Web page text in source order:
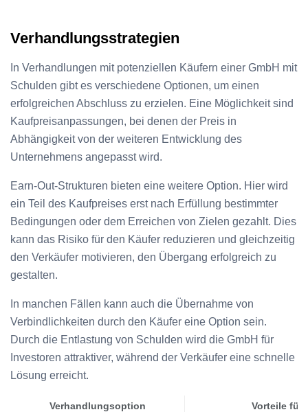
Verhandlungsstrategien
In Verhandlungen mit potenziellen Käufern einer GmbH mit
Schulden gibt es verschiedene Optionen, um einen
erfolgreichen Abschluss zu erzielen. Eine Möglichkeit sind
Kaufpreisanpassungen, bei denen der Preis in
Abhängigkeit von der weiteren Entwicklung des
Unternehmens angepasst wird.
Earn-Out-Strukturen bieten eine weitere Option. Hier wird
ein Teil des Kaufpreises erst nach Erfüllung bestimmter
Bedingungen oder dem Erreichen von Zielen gezahlt. Dies
kann das Risiko für den Käufer reduzieren und gleichzeitig
den Verkäufer motivieren, den Übergang erfolgreich zu
gestalten.
In manchen Fällen kann auch die Übernahme von
Verbindlichkeiten durch den Käufer eine Option sein.
Durch die Entlastung von Schulden wird die GmbH für
Investoren attraktiver, während der Verkäufer eine schnelle
Lösung erreicht.
Verhandlungsoption Vorteile für